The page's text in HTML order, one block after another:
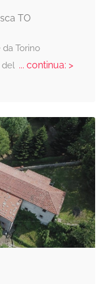
TO
Torino
del... continua: >